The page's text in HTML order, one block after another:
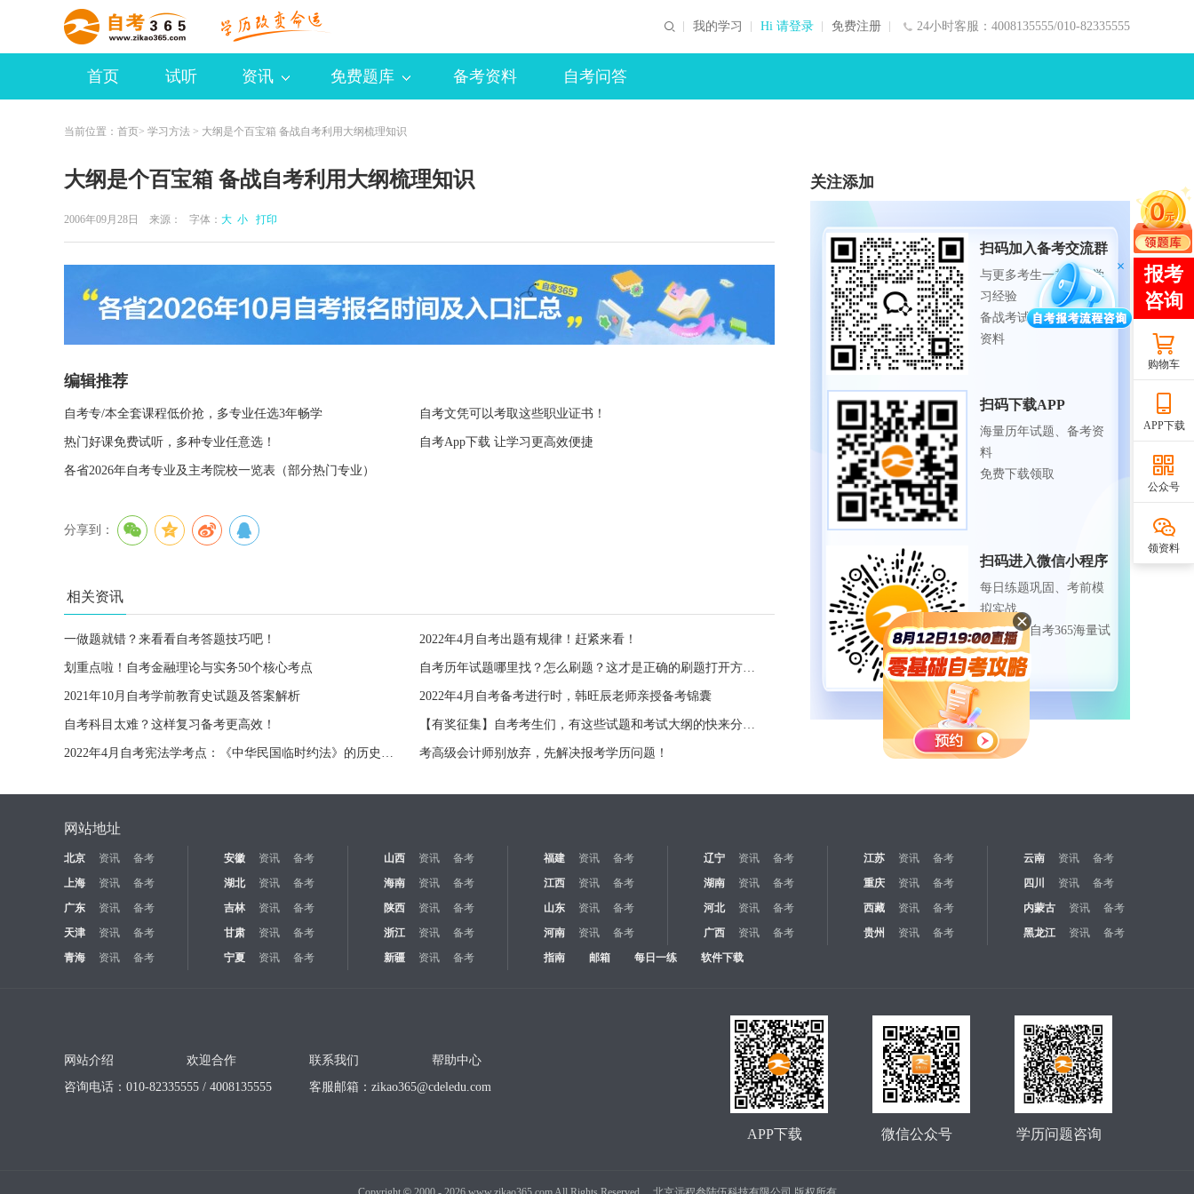
24小时客服：4008135555/010-82335555
我的学习 Hi 请登录 免费注册
首页 试听 资讯 免费题库 备考资料 自考问答
当前位置： 首页> 学习方法 > 大纲是个百宝箱 备战自考利用大纲梳理知识
大纲是个百宝箱 备战自考利用大纲梳理知识
2006年09月28日 来源： 字体： 大 小 打印
编辑推荐
自考专/本全套课程低价抢，多专业任选3年畅学 自考文凭可以考取这些职业证书！
热门好课免费试听，多种专业任意选！ 自考App下载 让学习更高效便捷
各省2026年自考专业及主考院校一览表（部分热门专业）
分享到：
相关资讯
一做题就错？来看看自考答题技巧吧！ 2022年4月自考出题有规律！赶紧来看！
划重点啦！自考金融理论与实务50个核心考点 自考历年试题哪里找？怎么刷题？这才是正确的刷题打开方式！
2021年10月自考学前教育史试题及答案解析 2022年4月自考备考进行时，韩旺辰老师亲授备考锦囊
自考科目太难？这样复习备考更高效！ 【有奖征集】自考考生们，有这些试题和考试大纲的快来分享，有礼品哦！
2022年4月自考宪法学考点：《中华民国临时约法》的历史意义及局限性 考高级会计师别放弃，先解决报考学历问题！
关注添加
扫码加入备考交流群
与更多考生一起交流学
习经验
备战考试，获取试题及
资料
扫码下载APP
海量历年试题、备考资
料
免费下载领取
扫码进入微信小程序
每日练题巩固、考前模
拟实战
免费体验自考365海量试
题
购物车
APP下载
公众号
领资料
网站地址
北京 资讯 备考 安徽 资讯 备考 山西 资讯 备考 福建 资讯 备考 辽宁 资讯 备考 江苏 资讯 备考 云南 资讯
备考
上海
资讯 备考 湖北 资讯 备考 海南 资讯 备考 江西 资讯 备考 湖南 资讯 备考 重庆 资讯 备考 四川 资讯
备考
广东
资讯 备考 吉林 资讯 备考 陕西 资讯 备考 山东 资讯 备考 河北 资讯 备考 西藏 资讯 备考 内蒙古 资讯
备考
天津
资讯 备考 甘肃 资讯 备考 浙江 资讯 备考 河南 资讯 备考 广西 资讯 备考 贵州 资讯 备考 黑龙江 资讯
备考
青海
资讯 备考 宁夏 资讯 备考 新疆 资讯 备考 指南 邮箱 每日一练 软件下载
网站介绍 欢迎合作 联系我们
帮助中心
咨询电话：010-82335555 / 4008135555
客服邮箱： zikao365@cdeledu.com
学历问题咨询
微信公众号
APP下载